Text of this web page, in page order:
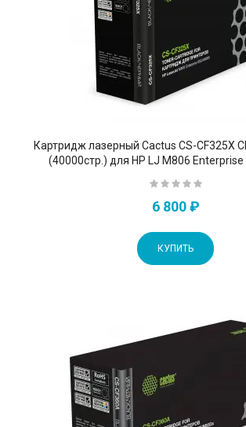
Картридж лазерный Cactus CS-CF325X
(40000стр.) для HP LJ M806
6 800 ₽
КУПИТЬ